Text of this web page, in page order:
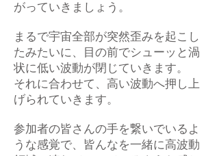
がっていきましょう。
まるで宇宙全部が突然歪みを起こし
たみたいに、目の前でシューッと渦
状に低い波動が閉じていきます。
それに合わせて、高い波動へ押し上
げられていきます。
参加者の皆さんの手を繋いでいるよ
うな感覚で、皆んなを一緒に高波動